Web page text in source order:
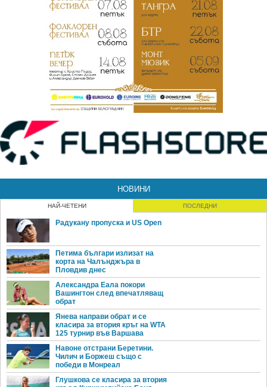
НОВИНИ
НАЙ-ЧЕТЕНИ ПОСЛЕДНИ
Радукану пропуска и US Open
Петима българи излизат на
корта на Чалънджъра в
Пловдив днес
Александра Еала покори
Вашингтон след впечатляващ
обрат
Янева направи обрат и се
класира за втория кръг на WTA
125 турнир във Варшава
Навоне отстрани Беретини.
Чилич и Боржеш също с
победи в Монреал
Глушкова се класира за втория